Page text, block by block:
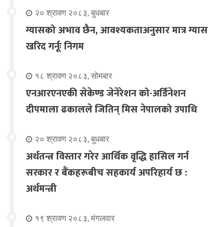
२० श्रावण २०८३, बुधबार
ग्यासको अभाव छैन, आवश्यकताअनुसार मात्र ग्यास
खरिद गर्नूः निगम
१८ श्रावण २०८३, सोमबार
एनआरएनएकी सेकेण्ड जेनेरेशन को-अर्डिनेशन
दीपमाला ढकालले जितिन् मिस नेपालको उपाधि
२० श्रावण २०८३, बुधबार
अर्थतन्त्र विस्तार गरेर आर्थिक वृद्धि हासिल गर्न
सरकार र बैंकहरूबीच सहकार्य अपरिहार्य छ :
अर्थमन्त्री
१९ श्रावण २०८३, मंगलवार